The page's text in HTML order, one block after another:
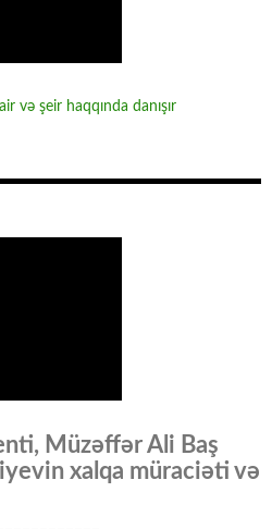
və şeir haqqında danışır
Müzəffər Ali Baş
xalqa müraciəti və